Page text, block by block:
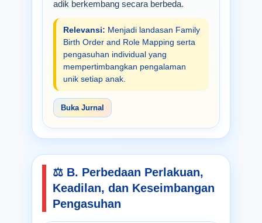
adik berkembang secara berbeda.
Relevansi: Menjadi landasan Family
Birth Order and Role Mapping serta
pengasuhan individual yang
mempertimbangkan pengalaman
unik setiap anak.
Buka Jurnal
⚖️ B. Perbedaan Perlakuan,
Keadilan, dan Keseimbangan
Pengasuhan